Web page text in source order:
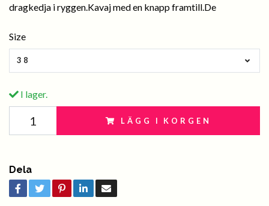
dragkedja i ryggen.Kavaj med en knapp framtill.De
Size
38
I lager.
LÄGG I KORGEN
Dela